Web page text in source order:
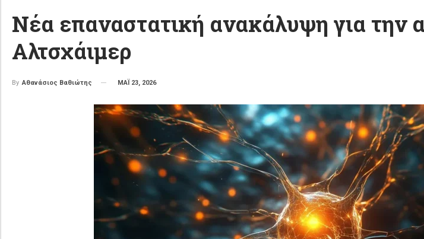
Νέα επαναστατική ανακάλυψη για την
Αλτσχάιμερ
By Αθανάσιος Βαθιώτης ΜΑΪ 23, 2026